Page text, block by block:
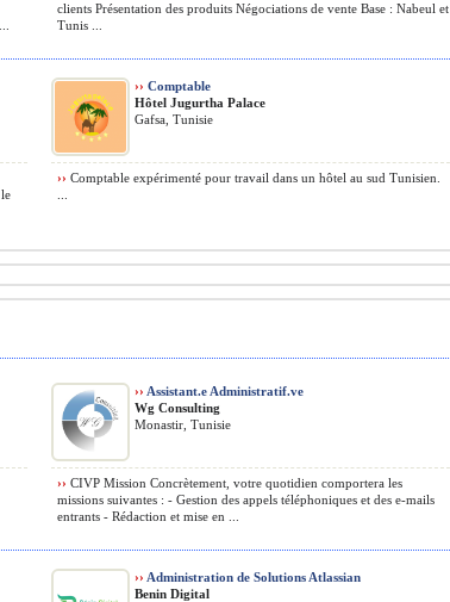
clients Présentation des produits Négociations de vente Base : Nabeul et
Tunis ...
›› Comptable
Hôtel Jugurtha Palace
Gafsa, Tunisie
›› Comptable expérimenté pour travail dans un hôtel au sud Tunisien.
›› Assistant.e Administratif.ve
Wg Consulting
Monastir, Tunisie
›› CIVP Mission Concrètement, votre quotidien comportera les
missions suivantes : - Gestion des appels téléphoniques et des e-mails
entrants - Rédaction et mise en ...
›› Administration de Solutions Atlassian
Benin Digital